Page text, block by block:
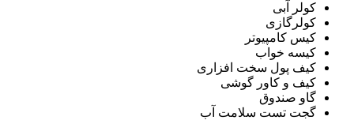
کولر آبی
کولرگازی
کیس کامپیوتر
کیسه خواب
کیف پول سخت افزاری
کیف و کاور گوشی
گاو صندوق
گجت تست سلامت آب